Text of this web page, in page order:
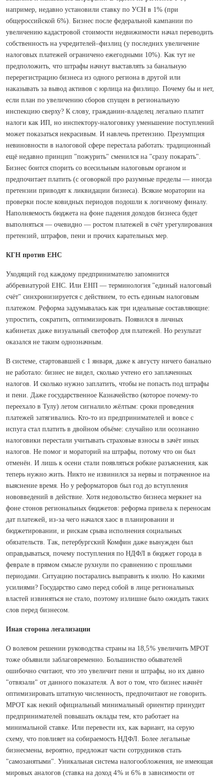
например, недавно установили ставку по УСН в 1% (при
общероссийской 6%). Бизнес после федеральной кампании по
увеличению кадастровой стоимости недвижимости начал переводить
собственность на учредителей–физлиц (у последних увеличение
налоговых платежей ограничено ежегодными 10%). Как тут не
предположить, что штрафы начнут выставлять за банальную
перерегистрацию бизнеса из одного региона в другой или
наказывать за вывод активов с юрлица на физлицо. Почему бы и нет,
если план по увеличению сборов спущен в региональную
инспекцию сверху? К слову, гражданин-владелец легально платит
налоги как ИП, но инспектору-налоговику уменьшение поступлений
может показаться некрасивым. И навлечь претензию. Презумпция
невиновности в налоговой сфере перестала работать: традиционный
ещё недавно принцип "пожурить" сменился на "сразу покарать".
Бизнес боится спорить со всесильным налоговым органом и
предпочитает платить (с оговоркой про разумные пределы — иногда
претензии приводят к ликвидации бизнеса). Всякие моратории на
проверки после ковидных периодов подошли к логичному финалу.
Наполняемость бюджета на фоне падения доходов бизнеса будет
выполняться — очевидно — ростом платежей в счёт урегулирования
претензий, штрафов, пени и прочих карательных мер.
КГН против ЕНС
Уходящий год каждому предпринимателю запомнится
аббревиатурой ЕНС. Или ЕНП — терминология "единый налоговый
счёт" синхронизируется с действием, то есть единым налоговым
платежом. Реформа задумывалась как три идеальные составляющие:
упростить, сократить, оптимизировать. Появился в личных
кабинетах даже визуальный светофор для платежей. Но результат
оказался не таким однозначным.
В системе, стартовавшей с 1 января, даже к августу ничего банально
не работало: бизнес не видел, сколько учтено его заплаченных
налогов. И сколько нужно заплатить, чтобы не попасть под штрафы
и пени. Даже государственное Казначейство (которое почему-то
пере­ехало в Тулу) летом сигналило жёлтым: сроки проведения
платежей затягивались. Кто-то из предпринимателей и вовсе с
испуга стал платить в двойном объёме: случайно или осознанно
налоговики перестали учитывать страховые взносы в зачёт иных
налогов. Не помог и мораторий на штрафы, потому что он был
отменён. И лишь к осени стали появляться робкие разъяснения, как
теперь нужно жить. Никто не извинился за нервы и потраченное на
выяснение время. Но у реформаторов был год до вступления
нововведений в действие. Хотя недовольство бизнеса меркнет на
фоне стонов региональных бюджетов: реформа привела к переносам
дат платежей, из-за чего начался хаос в планировании и
бюджетировании, и рискам срыва исполнения социальных
обязательств. Так, петербургский Комфин даже вынужден был
оправдываться, почему поступления по НДФЛ в бюджет города в
феврале в прямом смысле рухнули по сравнению с прошлыми
периодами. Ситуацию постарались выправить к июлю. Но какими
усилиями? Государство само перед собой в лице региональных
властей извиняться не стало, поэтому излишне было ожидать таких
слов перед бизнесом.
Иная сторона легализации
О волевом решении руководства страны на 18,5 % увеличить МРОТ
тоже объявили заблаговременно. Большинство обывателей
ошибочно считают, что это увеличит пени и штрафы, но их давно
"отвязали" от данного показателя. А вот о том, что бизнес начнёт
оптимизировать штатную численность, предпочитают не говорить.
МРОТ как некий официальный минимальный ориентир принудит
предпринимателей повышать оклады тем, кто работает на
минимальной ставке. Или перевести их, как вариант, на серую
схему, что повлия­ет на собираемость НДФЛ. Более легальные
бизнесмены, вероятно, предложат части сотрудников стать
"самозанятыми". Уникальная система налогообложения, не имеющая
мировых аналогов (ставка на доход 4 % и 6 % в зависимости от